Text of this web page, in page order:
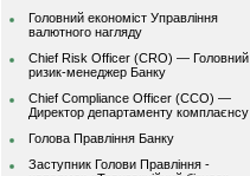
Головний економіст Управління
валютного нагляду
Chief Risk Officer (CRO) — Головний
ризик-менеджер Банку
Chief Compliance Officer (CCO) —
Директор департаменту комплаєнсу
Голова Правління Банку
Заступник Голови Правління -